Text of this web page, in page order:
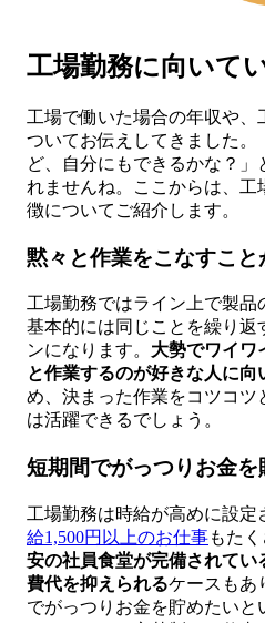
工場勤務に向いて
工場で働いた場合の年収や、
ついてお伝えしてきました。
ど、自分にもできるかな？
れませんね。ここからは、
徴についてご紹介します。
黙々と作業をこなすこと
工場勤務ではライン上で製品
基本的には同じことを繰り返
ンになります。 大勢でワイワ
と作業するのが好きな人に向
め、決まった作業をコツコツ
は活躍できるでしょう。
短期間でがっつりお金を
工場勤務は時給が高めに設定
給1,500円以上のお仕事もた
安の社員食堂が完備されて
費代を抑えられるケースもあ
でがっつりお金を貯めたいと